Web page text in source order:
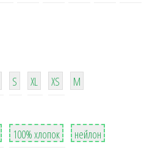
42 42
S
42
XL XS
М
36
100% хлопок
2
нейлон